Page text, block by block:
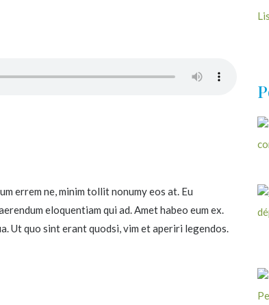
errem ne, minim tollit nonumy eos at. Eu
eloquentiam qui ad. Amet habeo eum ex.
Ut quo sint erant quodsi, vim et aperiri legendos.